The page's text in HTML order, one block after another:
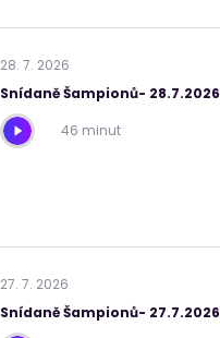
28. 7. 2026
Snídaně Šampionů- 28.7.2026
46 minut
27. 7. 2026
Snídaně Šampionů- 27.7.2026